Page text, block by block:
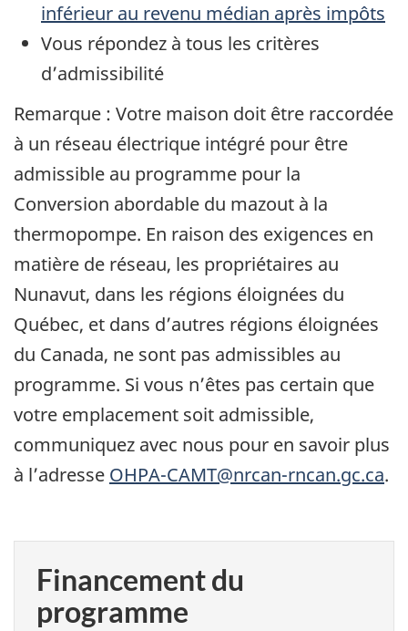
inférieur au revenu médian après impôts
Vous répondez à tous les critères
d’admissibilité
Remarque : Votre maison doit être raccordée
à un réseau électrique intégré pour être
admissible au programme pour la
Conversion abordable du mazout à la
thermopompe. En raison des exigences en
matière de réseau, les propriétaires au
Nunavut, dans les régions éloignées du
Québec, et dans d’autres régions éloignées
du Canada, ne sont pas admissibles au
programme. Si vous n’êtes pas certain que
votre emplacement soit admissible,
communiquez avec nous pour en savoir plus
à l’adresse OHPA-CAMT@nrcan-rncan.gc.ca.
Financement du
programme